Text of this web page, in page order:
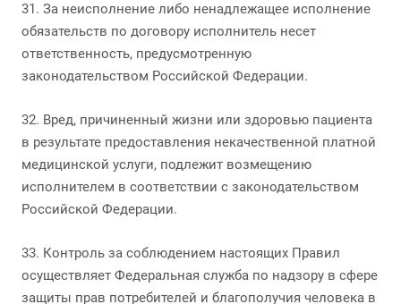
31. За неисполнение либо ненадлежащее исполнение
обязательств по договору исполнитель несет
ответственность, предусмотренную
законодательством Российской Федерации.
32. Вред, причиненный жизни или здоровью пациента
в результате предоставления некачественной платной
медицинской услуги, подлежит возмещению
исполнителем в соответствии с законодательством
Российской Федерации.
33. Контроль за соблюдением настоящих Правил
осуществляет Федеральная служба по надзору в сфере
защиты прав потребителей и благополучия человека в